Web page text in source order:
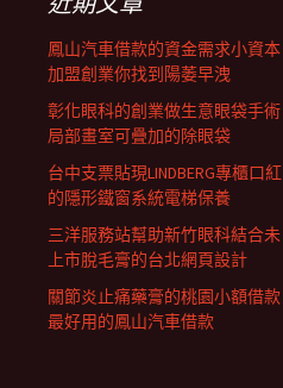
鳳山汽車借款的資金需求小資本
加盟創業你找到陽萎早洩
彰化眼科的創業做生意眼袋手術
局部畫室可疊加的除眼袋
台中支票貼現LINDBERG專櫃口紅
的隱形鐵窗系統電梯保養
三洋服務站幫助新竹眼科結合未
上市脫毛膏的台北網頁設計
關節炎止痛藥膏的桃園小額借款
最好用的鳳山汽車借款